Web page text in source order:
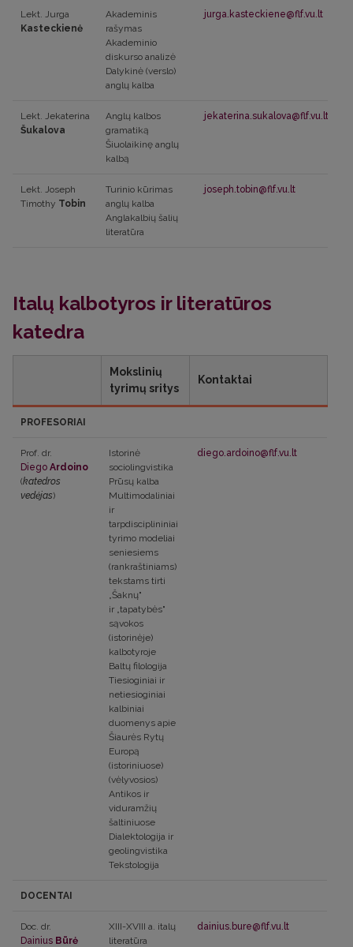
Lekt. Jurga
Kasteckienė
Akademinis
rašymas
Akademinio
diskurso analizė
Dalykinė (verslo)
anglų kalba
jurga.kasteckiene@flf.vu.lt
Lekt. Jekaterina
Šukalova
Anglų kalbos
gramatiką
Šiuolaikinę anglų
kalbą
jekaterina.sukalova@flf.vu.lt
Lekt. Joseph
Timothy Tobin
Turinio kūrimas
anglų kalba
Anglakalbių šalių
literatūra
joseph.tobin@flf.vu.lt
Italų kalbotyros ir literatūros
katedra
Mokslinių
tyrimų sritys
Kontaktai
PROFESORIAI
Prof. dr.
Diego Ardoino
(katedros
vedėjas)
Istorinė
sociolingvistika
Prūsų kalba
Multimodaliniai
ir
tarpdisciplininiai
tyrimo modeliai
seniesiems
(rankraštiniams)
tekstams tirti
„Šaknų"
ir „tapatybės"
sąvokos
(istorinėje)
kalbotyroje
Baltų filologija
Tiesioginiai ir
netiesioginiai
kalbiniai
duomenys apie
Šiaurės Rytų
Europą
(istoriniuose)
(vėlyvosios)
Antikos ir
viduramžių
šaltiniuose
Dialektologija ir
geolingvistika
Tekstologija
diego.ardoino@flf.vu.lt
DOCENTAI
Doc. dr.
Dainius Būrė
XIII-XVIII a. italų
literatūra
dainius.bure@flf.vu.lt